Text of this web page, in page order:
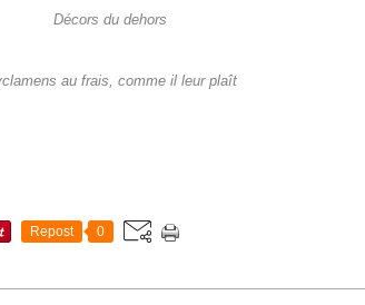
Décors du dehors
au frais, comme il leur plaît
Repost 0